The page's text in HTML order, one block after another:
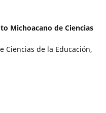
Michoacano de Ciencias
Ciencias de la Educación,